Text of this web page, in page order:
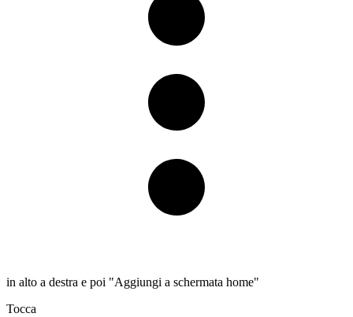
in alto a destra e poi "Aggiungi a schermata home"
Tocca